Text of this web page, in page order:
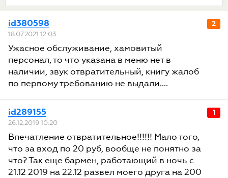
2
id380598
18.07.2021 12:03
Ужасное обслуживание, хамовитый
персонал, то что указана в меню нет в
наличии, звук отвратительный, книгу жалоб
по первому требованию не выдали....
1
id289155
26.12.2019 10:20
Впечатление отвратительное!!!!!! Мало того,
что за вход по 20 руб, вообще не понятно за
что? Так еще бармен, работающий в ночь с
21.12 2019 на 22.12 развел моего друга на 200